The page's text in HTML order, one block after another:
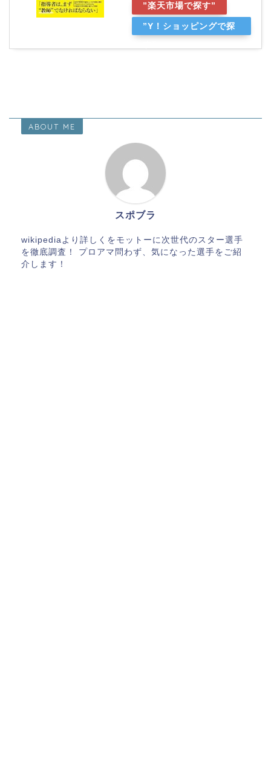
”楽天市場で探す”
”Y！ショッピングで探
ABOUT ME
スポブラ
wikipediaより詳しくをモットーに次世代のスター選手
を徹底調査！ プロアマ問わず、気になった選手をご紹
介します！